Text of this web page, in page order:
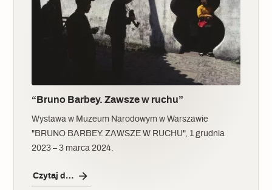
“Bruno Barbey. Zawsze w ruchu”
Wystawa w Muzeum Narodowym w Warszawie
"BRUNO BARBEY. ZAWSZE W RUCHU", 1 grudnia
2023 – 3 marca 2024.
Czytaj dalej